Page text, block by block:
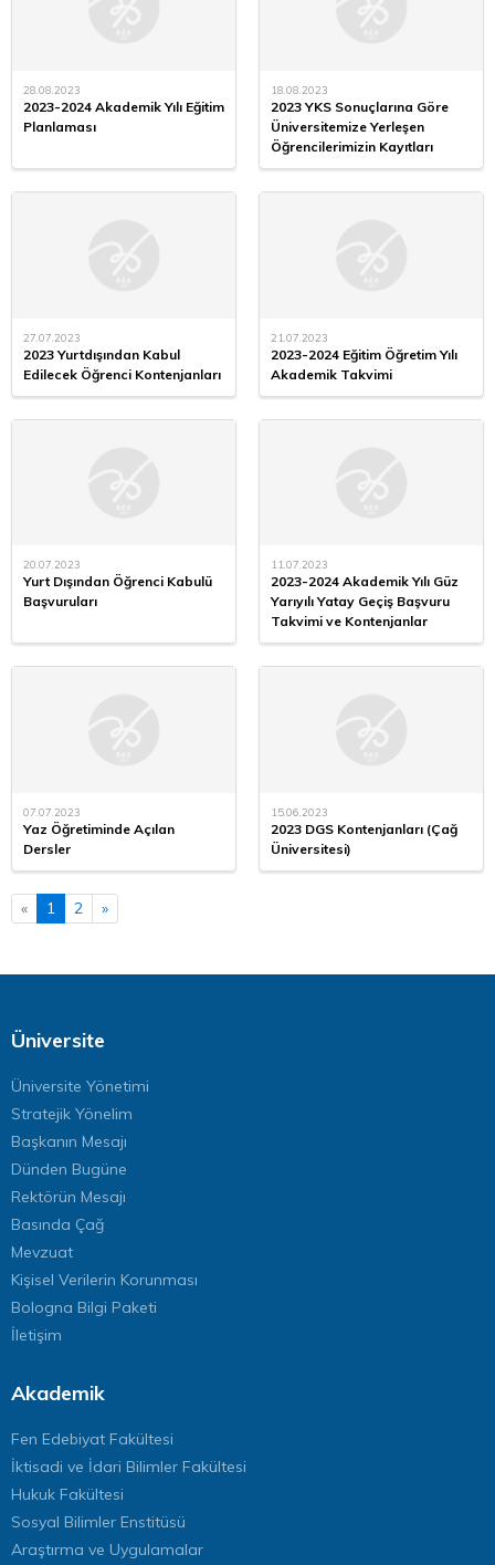
28.08.2023
2023-2024 Akademik Yılı Eğitim
Planlaması
18.08.2023
2023 YKS Sonuçlarına Göre
Üniversitemize Yerleşen
Öğrencilerimizin Kayıtları
27.07.2023
2023 Yurtdışından Kabul
Edilecek Öğrenci Kontenjanları
21.07.2023
2023-2024 Eğitim Öğretim Yılı
Akademik Takvimi
20.07.2023
Yurt Dışından Öğrenci Kabulü
Başvuruları
11.07.2023
2023-2024 Akademik Yılı Güz
Yarıyılı Yatay Geçiş Başvuru
Takvimi ve Kontenjanlar
07.07.2023
Yaz Öğretiminde Açılan
Dersler
15.06.2023
2023 DGS Kontenjanları (Çağ
Üniversitesi)
« 1 2 »
Üniversite
Üniversite Yönetimi
Stratejik Yönelim
Başkanın Mesajı
Dünden Bugüne
Rektörün Mesajı
Basında Çağ
Mevzuat
Kişisel Verilerin Korunması
Bologna Bilgi Paketi
İletişim
Akademik
Fen Edebiyat Fakültesi
İktisadi ve İdari Bilimler Fakültesi
Hukuk Fakültesi
Sosyal Bilimler Enstitüsü
Araştırma ve Uygulamalar